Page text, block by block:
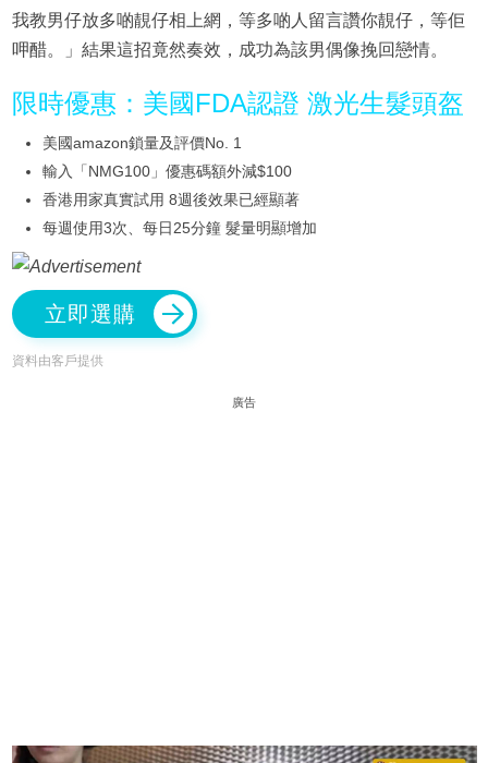
我教男仔放多啲靚仔相上網，等多啲人留言讚你靚仔，等佢
呷醋。」結果這招竟然奏效，成功為該男偶像挽回戀情。
限時優惠：美國FDA認證 激光生髮頭盔
美國amazon鎖量及評價No. 1
輸入「NMG100」優惠碼額外減$100
香港用家真實試用 8週後效果已經顯著
每週使用3次、每日25分鐘 髮量明顯增加
立即選購
資料由客戶提供
廣告